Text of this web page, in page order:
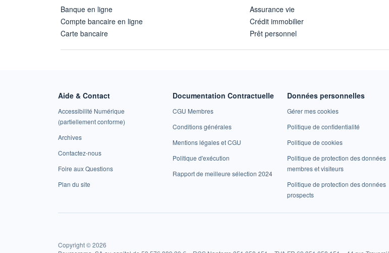
Banque en ligne
Compte bancaire en ligne
Carte bancaire
Assurance vie
Crédit immobilier
Prêt personnel
Aide & Contact
Accessibilité Numérique
(partiellement conforme)
Archives
Contactez-nous
Foire aux Questions
Plan du site
Documentation Contractuelle
CGU Membres
Conditions générales
Mentions légales et CGU
Politique d'exécution
Rapport de meilleure sélection 2024
Données personnelles
Gérer mes cookies
Politique de confidentialité
Politique de cookies
Politique de protection des données
membres et visiteurs
Politique de protection des données
prospects
Copyright © 2026